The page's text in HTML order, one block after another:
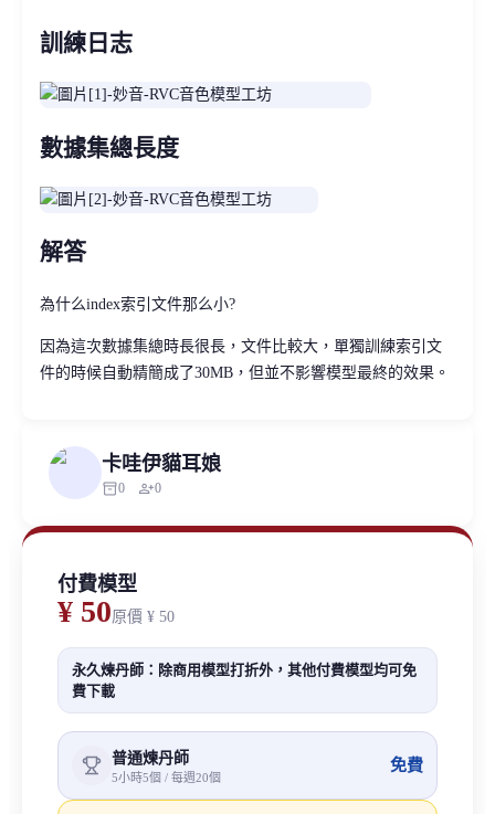
訓練日志
數據集總長度
解答
為什么index索引文件那么小?
因為這次數據集總時長很長，文件比較大，單獨訓練索引文
件的時候自動精簡成了30MB，但並不影響模型最終的效果。
卡哇伊貓耳娘
inventory_20 person_add0
付費模型
¥ 50原價 ¥ 50
永久煉丹師：除商用模型打折外，其他付費模型均可免
費下載
普通煉丹師
5小時5個 / 每週20個
免費